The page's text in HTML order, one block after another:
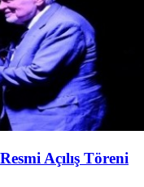
Açılış Töreni